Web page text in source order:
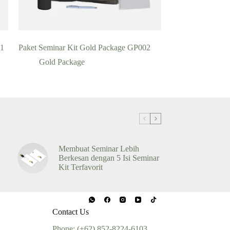
Paket Seminar Kit Gold Package GP002
Gold Package
Membuat Seminar Lebih
Berkesan dengan 5 Isi Seminar
Kit Terfavorit
Contact Us